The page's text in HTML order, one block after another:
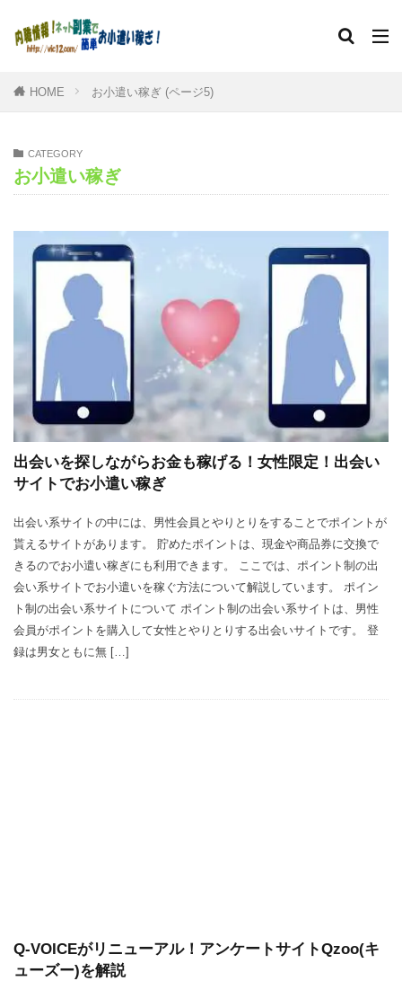
HOME お小遣い稼ぎ (ページ5)
CATEGORY
お小遣い稼ぎ
出会いを探しながらお金も稼げる！女性限定！出会い
サイトでお小遣い稼ぎ
出会い系サイトの中には、男性会員とやりとりをすることでポイントが
貰えるサイトがあります。 貯めたポイントは、現金や商品券に交換で
きるのでお小遣い稼ぎにも利用できます。 ここでは、ポイント制の出
会い系サイトでお小遣いを稼ぐ方法について解説しています。 ポイン
ト制の出会い系サイトについて ポイント制の出会い系サイトは、男性
会員がポイントを購入して女性とやりとりする出会いサイトです。 登
録は男女ともに無 […]
Q-VOICEがリニューアル！アンケートサイトQzoo(キ
ューズー)を解説